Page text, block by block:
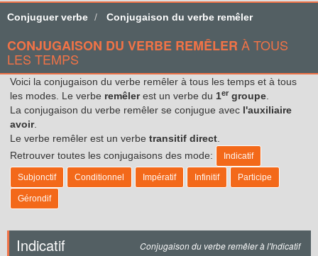
Conjuguer verbe Conjugaison du verbe remêler
CONJUGAISON DU VERBE REMÊLER À TOUS
LES TEMPS
Voici la conjugaison du verbe remêler à tous les temps et à tous
les modes. Le verbe remêlerest un verbe du 1er groupe
La conjugaison du verbe remêler se conjugue avec l'auxiliaire
avoir.
Le verbe remêler est un verbe transitif direct
Retrouver toutes les conjugaisons des mode:
Indicatif
Subjonctif Conditionnel Impératif Infinitif Participe
Gérondif
Indicatif Conjugaison du verbe remêler à l'Indicatif